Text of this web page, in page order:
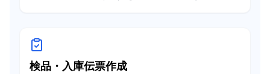
検品・入庫伝票作成